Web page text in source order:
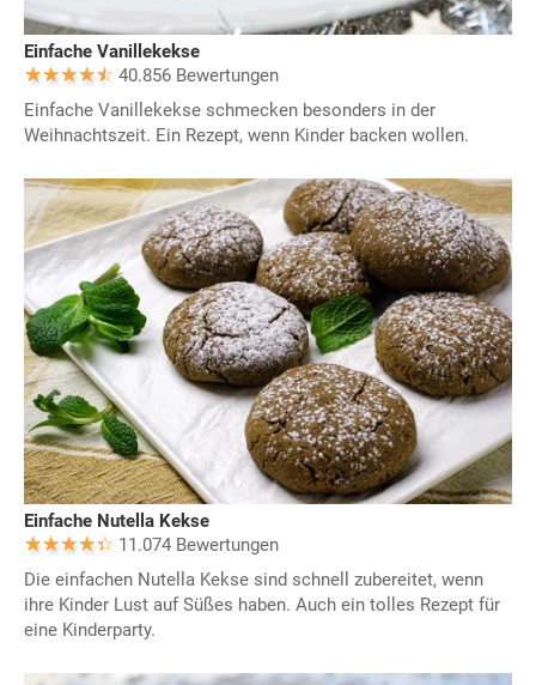
Einfache Vanillekekse
40.856 Bewertungen
Einfache Vanillekekse schmecken besonders in der
Weihnachtszeit. Ein Rezept, wenn Kinder backen wollen.
Einfache Nutella Kekse
11.074 Bewertungen
Die einfachen Nutella Kekse sind schnell zubereitet, wenn
ihre Kinder Lust auf Süßes haben. Auch ein tolles Rezept für
eine Kinderparty.